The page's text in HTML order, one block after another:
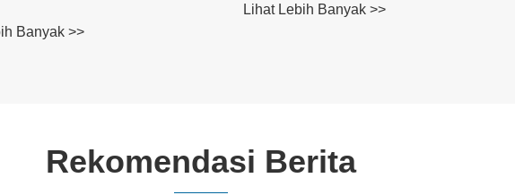
Lihat Lebih Banyak >>
Rekomendasi Berita